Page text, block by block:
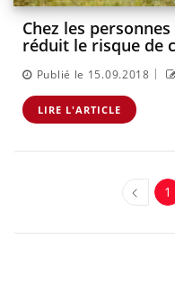
Chez les
réduit le risque de
Publié le 15.09.2018 |
LIRE L'ARTICLE
1